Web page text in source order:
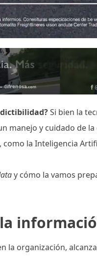
Si bien la
manejo y cuidado de
la Inteligencia
y cómo la vamos
la organización,